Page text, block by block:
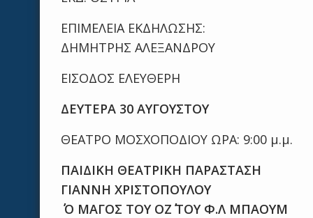
ΕΠΙΜΕΛΕΙΑ ΕΚΔΗΛΩΣΗΣ:
ΔΗΜΗΤΡΗΣ ΑΛΕΞΑΝΔΡΟΥ
ΕΙΣΟΔΟΣ ΕΛΕΥΘΕΡΗ
ΔΕΥΤΕΡΑ 30 ΑΥΓΟΥΣΤΟΥ
ΘΕΑΤΡΟ ΜΟΣΧΟΠΟΔΙΟΥ ΩΡΑ: 9:00 μ.μ.
ΠΑΙΔΙΚΗ ΘΕΑΤΡΙΚΗ ΠΑΡΑΣΤΑΣΗ
ΓΙΑΝΝΗ ΧΡΙΣΤΟΠΟΥΛΟΥ
΄΄ Ο ΜΑΓΟΣ ΤΟΥ ΟΖ΄΄ ΤΟΥ Φ.Λ ΜΠΑΟΥΜ